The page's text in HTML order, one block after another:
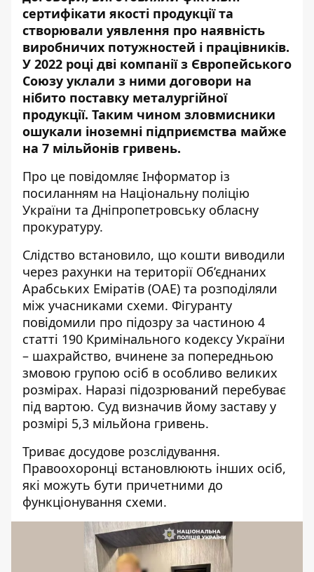
сертифікати якості продукції та
створювали уявлення про наявність
виробничих потужностей і працівників.
У 2022 році дві компанії з Європейського
Союзу уклали з ними договори на
нібито поставку металургійної
продукції. Таким чином зловмисники
ошукали іноземні підприємства майже
на 7 мільйонів гривень.
Про це повідомляє Інформатор із
посиланням на Національну поліцію
України та Дніпропетровську обласну
прокуратуру.
Слідство встановило, що кошти виводили
через рахунки на території Об’єднаних
Арабських Еміратів (ОАЕ) та розподіляли
між учасниками схеми. Фігуранту
повідомили про підозру за частиною 4
статті 190 Кримінального кодексу України
– шахрайство, вчинене за попередньою
змовою групою осіб в особливо великих
розмірах. Наразі підозрюваний перебуває
під вартою. Суд визначив йому заставу у
розмірі 5,3 мільйона гривень.
Триває досудове розслідування.
Правоохоронці встановлюють інших осіб,
які можуть бути причетними до
функціонування схеми.